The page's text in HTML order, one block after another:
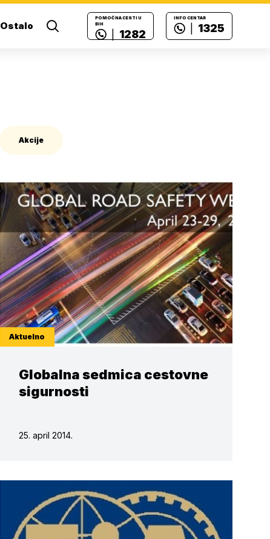
Ostalo
POMOĆ NA CESTI U
BIH
1282
INFO CENTAR
1325
Akcije
Aktuelno
Globalna sedmica cestovne
sigurnosti
25. april 2014.